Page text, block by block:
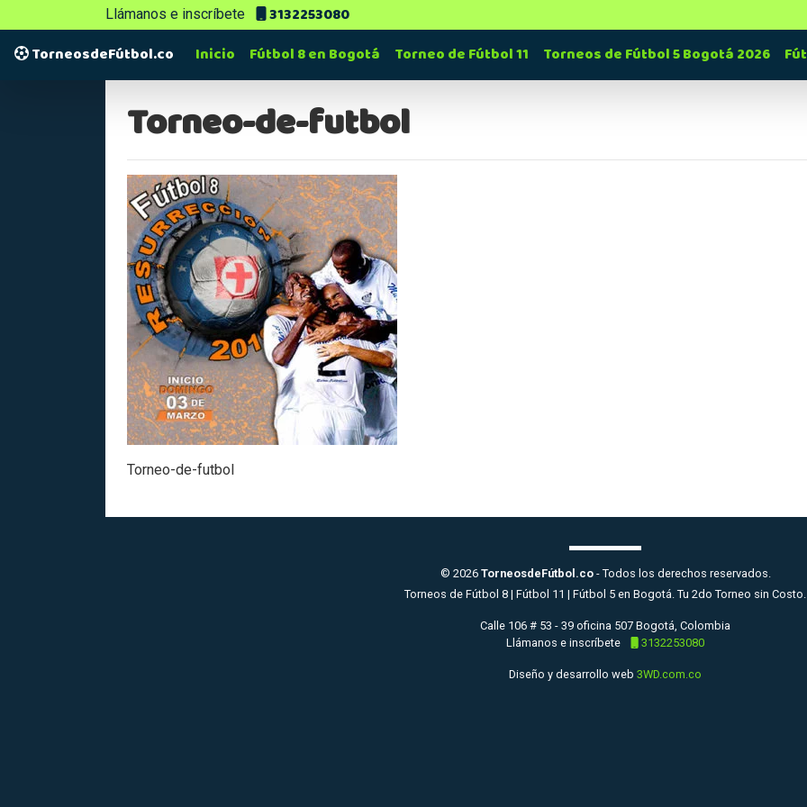
Llámanos e inscríbete
3132253080
TorneosdeFútbol.co
Inicio Fútbol 8 en Bogotá Torneo de Fútbol 11 Torneos de Fútbol 5 Bogotá 2026
Torneo-de-futbol
Torneo-de-futbol
© 2026 TorneosdeFútbol.co- Todos los derechos reservados.
Torneos de Fútbol 8 | Fútbol 11 | Fútbol 5 en Bogotá. Tu 2do Torneo sin Costo.
Calle 106 # 53 - 39 oficina 507 Bogotá, Colombia
Llámanos e inscríbete
3132253080
Diseño y desarrollo web 3WD.com.co